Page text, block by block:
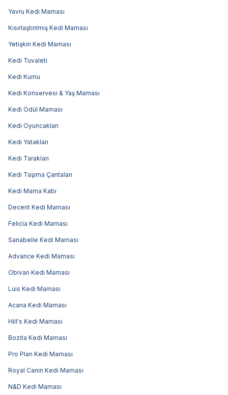
Yavru Kedi Maması
Kısırlaştırılmış Kedi Maması
Yetişkin Kedi Maması
Kedi Tuvaleti
Kedi Kumu
Kedi Konservesi & Yaş Maması
Kedi Ödül Maması
Kedi Oyuncakları
Kedi Yatakları
Kedi Tarakları
Kedi Taşıma Çantaları
Kedi Mama Kabı
Decent Kedi Maması
Felicia Kedi Maması
Sanabelle Kedi Maması
Advance Kedi Maması
Obivan Kedi Maması
Luis Kedi Maması
Acana Kedi Maması
Hill's Kedi Maması
Bozita Kedi Maması
Pro Plan Kedi Maması
Royal Canin Kedi Maması
N&D Kedi Maması